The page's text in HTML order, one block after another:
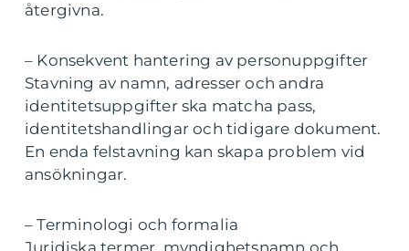
återgivna.
– Konsekvent hantering av personuppgifter
Stavning av namn, adresser och andra
identitetsuppgifter ska matcha pass,
identitetshandlingar och tidigare dokument.
En enda felstavning kan skapa problem vid
ansökningar.
– Terminologi och formalia
Juridiska termer, myndighetsnamn och